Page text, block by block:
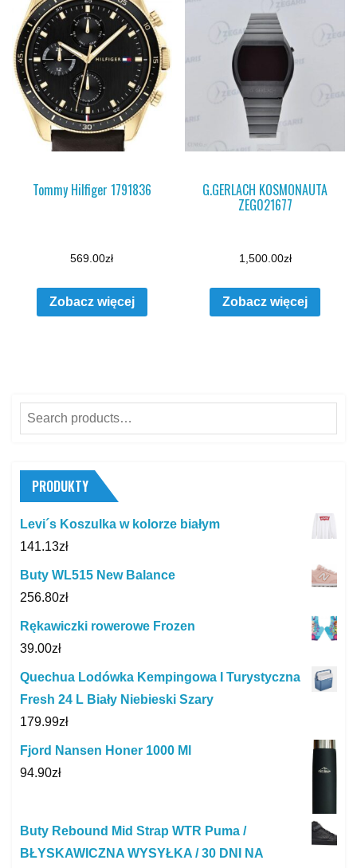
Tommy Hilfiger 1791836
569.00zł
Zobacz więcej
G.GERLACH KOSMONAUTA
ZEG021677
1,500.00zł
Zobacz więcej
Search
for:
PRODUKTY
Levi´s Koszulka w kolorze białym
141.13zł
Buty WL515 New Balance
256.80zł
Rękawiczki rowerowe Frozen
39.00zł
Quechua Lodówka Kempingowa I Turystyczna
Fresh 24 L Biały Niebieski Szary
179.99zł
Fjord Nansen Honer 1000 Ml
94.90zł
Buty Rebound Mid Strap WTR Puma /
BŁYSKAWICZNA WYSYŁKA / 30 DNI NA